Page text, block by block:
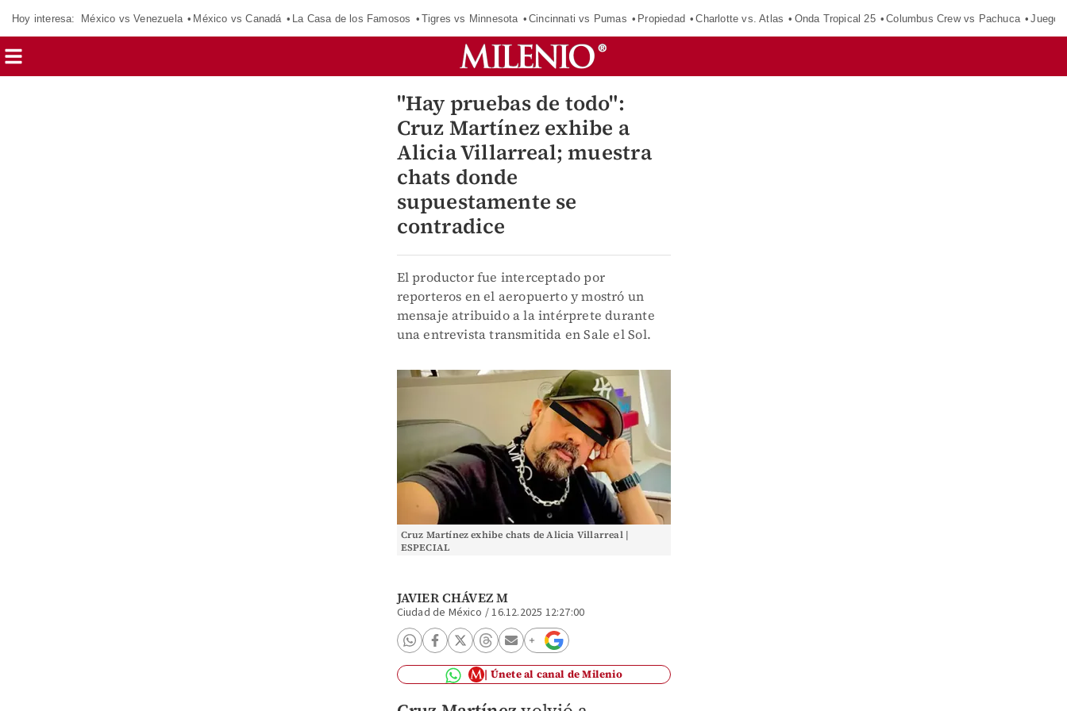
Hoy interesa: México vs Venezuela México vs Canadá La Casa de los Famosos Tigres vs Minnesota Cincinnati vs Pumas Propiedad Charlotte vs. Atlas Onda Tropical 25 Columbus Crew vs Pachuca
"Hay pruebas de todo":
Cruz Martínez exhibe a
Alicia Villarreal; muestra
chats donde
supuestamente se
contradice
El productor fue interceptado por
reporteros en el aeropuerto y mostró un
mensaje atribuido a la intérprete durante
una entrevista transmitida en Sale el Sol.
Cruz Martínez exhibe chats de Alicia Villarreal |
ESPECIAL
JAVIER CHÁVEZ M
Ciudad de México /16.12.2025 12:27:00
Únete al canal de Milenio